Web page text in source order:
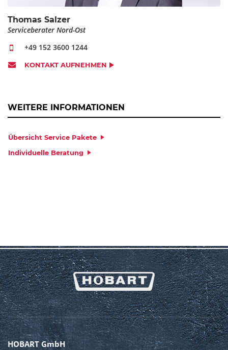
Thomas Salzer
Serviceberater Nord-Ost
+49 152 3600 1244
KONTAKT AUFNEHMEN
WEITERE INFORMATIONEN
Übersicht Service Pakete
Individuelle Beratung
HOBART GmbH